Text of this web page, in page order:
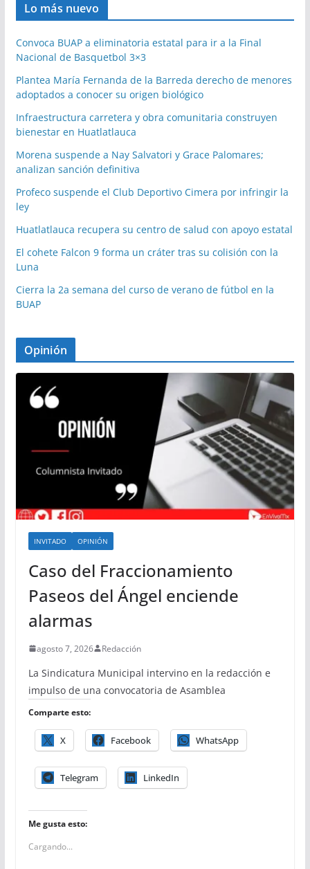
Lo más nuevo
Convoca BUAP a eliminatoria estatal para ir a la Final
Nacional de Basquetbol 3×3
Plantea María Fernanda de la Barreda derecho de menores
adoptados a conocer su origen biológico
Infraestructura carretera y obra comunitaria construyen
bienestar en Huatlatlauca
Morena suspende a Nay Salvatori y Grace Palomares;
analizan sanción definitiva
Profeco suspende el Club Deportivo Cimera por infringir la
ley
Huatlatlauca recupera su centro de salud con apoyo estatal
El cohete Falcon 9 forma un cráter tras su colisión con la
Luna
Cierra la 2a semana del curso de verano de fútbol en la
BUAP
Opinión
INVITADO OPINIÓN
Caso del Fraccionamiento
Paseos del Ángel enciende
alarmas
agosto 7, 2026 Redacción
La Sindicatura Municipal intervino en la redacción e
impulso de una convocatoria de Asamblea
Comparte esto:
X Facebook WhatsApp
Telegram LinkedIn
Me gusta esto:
Cargando...